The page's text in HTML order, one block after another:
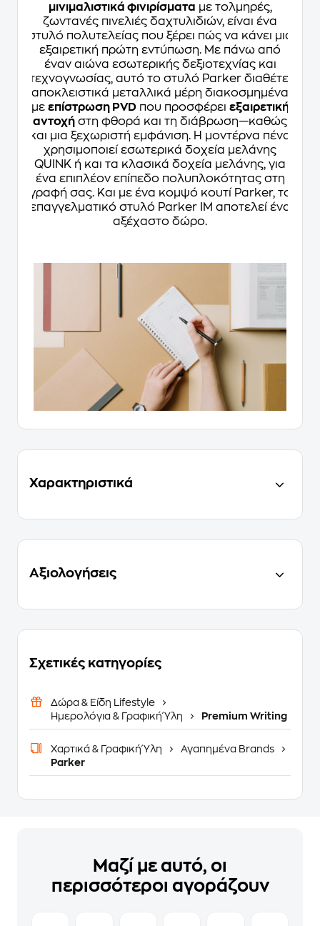
μινιμαλιστικά φινιρίσματα με τολμηρές,
ζωντανές πινελιές δαχτυλιδιών, είναι ένα
στυλό πολυτελείας που ξέρει πώς να κάνει μια
εξαιρετική πρώτη εντύπωση. Με πάνω από
έναν αιώνα εσωτερικής δεξιοτεχνίας και
τεχνογνωσίας, αυτό το στυλό Parker διαθέτει
αποκλειστικά μεταλλικά μέρη διακοσμημένα
με επίστρωση PVDπου προσφέρει εξαιρετική
αντοχή στη φθορά και τη διάβρωση—καθώς
και μια ξεχωριστή εμφάνιση. Η μοντέρνα πένα
χρησιμοποιεί εσωτερικά δοχεία μελάνης
QUINK ή και τα κλασικά δοχεία μελάνης, για
ένα επιπλέον επίπεδο πολυπλοκότητας στη
γραφή σας. Και με ένα κομψό κουτί Parker, το
επαγγελματικό στυλό Parker IM αποτελεί ένα
αξέχαστο δώρο.
Χαρακτηριστικά
Αξιολογήσεις
Σχετικές κατηγορίες
Δώρα & Είδη Lifestyle
Ημερολόγια & Γραφική Ύλη
Premium Writing
Χαρτικά & Γραφική Ύλη
Αγαπημένα Brands
Parker
Μαζί με αυτό, οι
περισσότεροι αγοράζουν